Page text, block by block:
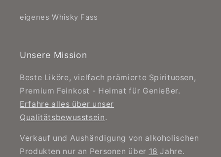
eigenes Whisky Fass
Unsere Mission
Beste Liköre, vielfach prämierte Spirituosen,
Premium Feinkost - Heimat für Genießer.
Erfahre alles über unser
Qualitätsbewusstsein.
Verkauf und Aushändigung von alkoholischen
Produkten nur an Personen über 18 Jahre.